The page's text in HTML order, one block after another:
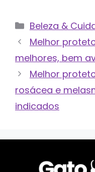
Categorias
Beleza &
Melhor
melhores, bem
Melhor
rosácea e
indicados